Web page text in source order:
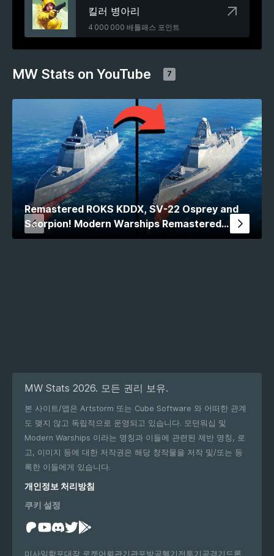
킬러 병아리
4 000 000 배틀패스 포인트
MW Stats on YouTube 7
Remastered ROKS KDDX, SV-22 Osprey and
Scorpion! Modern Warships Remastered
Comparison
MW Stats 2026. 모든 권리 보유.
본 사이트/앱은 Artstorm 또는 Cube Software 와 어떠한 관계
도 맺지 않고 독립적으로 운영되고 있습니다. 모던워십 및
Modern Warships 이라는 명칭과 이들에 관련된 제반 명칭, 로
고, 이미지 등에 대한 저작권은 해당 창작물을 저작 및/또는 등
록한 이들에게 있습니다.
개인정보 처리방침
쿠키 설정
미사일함포대잠 로켓어뢰관기관포방공헬기전투기공격기 드론